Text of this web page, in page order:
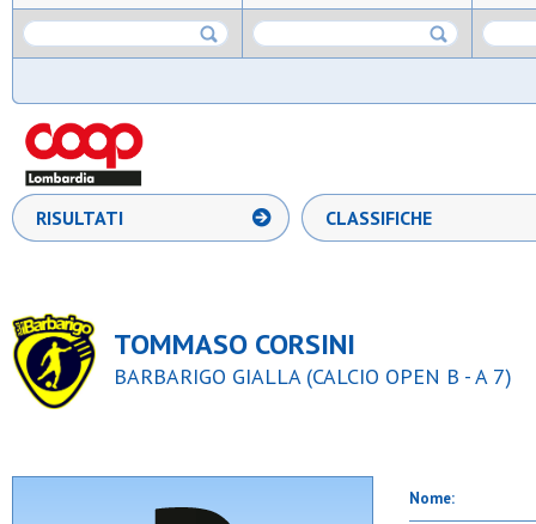
RISULTATI CLASSIFICHE
TOMMASO CORSINI
BARBARIGO GIALLA (CALCIO OPEN B - A 7)
Nome: